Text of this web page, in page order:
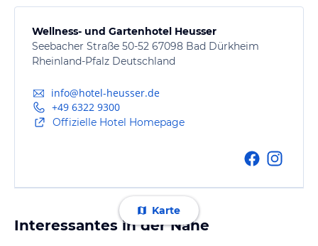
Wellness- und Gartenhotel Heusser
Seebacher Straße 50-52 67098 Bad Dürkheim
Rheinland-Pfalz Deutschland
info@hotel-heusser.de
+49 6322 9300
Offizielle Hotel Homepage
Karte
Interessantes in der Nähe